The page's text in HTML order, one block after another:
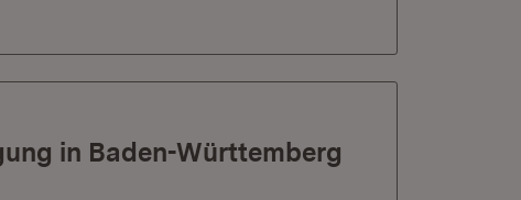
in Baden-Württemberg